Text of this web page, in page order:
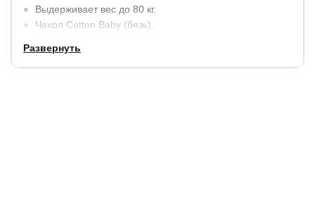
Выдерживает вес до 80 кг.
Чехол Cotton Baby (бязь).
Развернуть